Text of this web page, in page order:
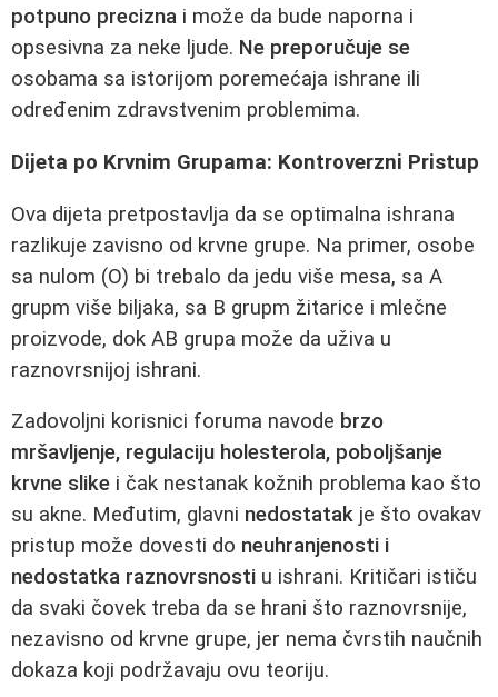
potpuno precizna i može da bude naporna i
opsesivna za neke ljude. Ne preporučuje se
osobama sa istorijom poremećaja ishrane ili
određenim zdravstvenim problemima.
Dijeta po Krvnim Grupama: Kontroverzni Pristup
Ova dijeta pretpostavlja da se optimalna ishrana
razlikuje zavisno od krvne grupe. Na primer, osobe
sa nulom (O) bi trebalo da jedu više mesa, sa A
grupm više biljaka, sa B grupm žitarice i mlečne
proizvode, dok AB grupa može da uživa u
raznovrsnijoj ishrani.
Zadovoljni korisnici foruma navode brzo
mršavljenje, regulaciju holesterola, poboljšanje
krvne slike i čak nestanak kožnih problema kao što
su akne. Međutim, glavni nedostatak je što ovakav
pristup može dovesti do neuhranjenosti i
nedostatka raznovrsnosti u ishrani. Kritičari ističu
da svaki čovek treba da se hrani što raznovrsnije,
nezavisno od krvne grupe, jer nema čvrstih naučnih
dokaza koji podržavaju ovu teoriju.